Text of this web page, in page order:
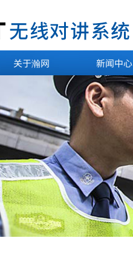
关于瀚网 新闻中心